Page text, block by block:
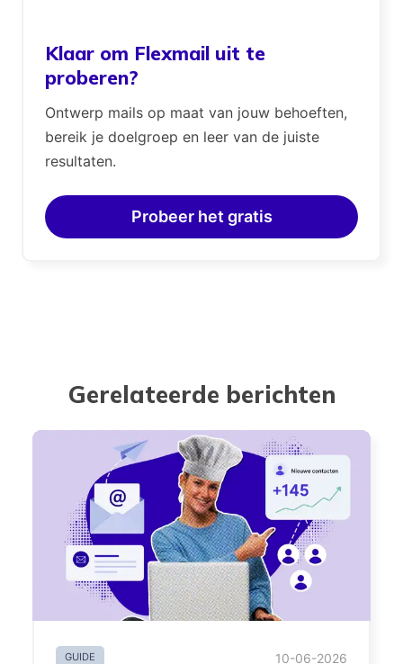
Klaar om Flexmail uit te
proberen?
Ontwerp mails op maat van jouw behoeften,
bereik je doelgroep en leer van de juiste
resultaten.
Probeer het gratis
Gerelateerde berichten
GUIDE 10-06-2026